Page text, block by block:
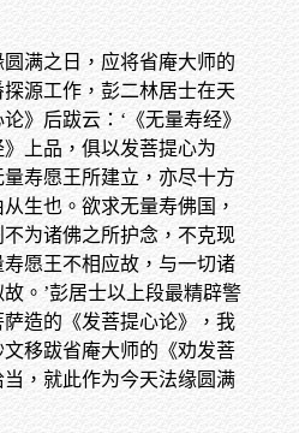
满之日，应将省庵大师的
源工作，彭二林居士在天
》后跋云：‘《无量寿经》
上品，俱以发菩提心为
寿愿王所建立，亦尽十方
生也。欲求无量寿佛国，
为诸佛之所护念，不克现
愿王不相应故，与一切诸
。’彭居士以上段最精辟警
造的《发菩提心论》，我
移跋省庵大师的《劝发菩
，就此作为今天法缘圆满